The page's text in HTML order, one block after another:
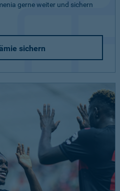
gerne weiter und sichern
sichern